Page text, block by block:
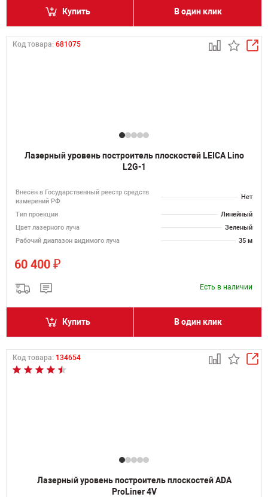
Купить В один клик
Код товара: 681075
Лазерный уровень построитель плоскостей LEICA Lino
L2G-1
Внесён в Государственный реестр средств
измерений РФ
Нет
Тип проекции
Линейный
Цвет лазерного луча
Зеленый
Рабочий диапазон видимого луча
35 м
60 400 ₽
Есть в наличии
Купить В один клик
Код товара: 134654
Лазерный уровень построитель плоскостей ADA
ProLiner 4V